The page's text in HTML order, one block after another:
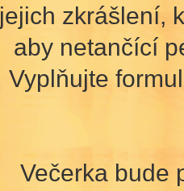
jejich zkrášlení,
aby netančící
Vyplňujte
Večerka bude